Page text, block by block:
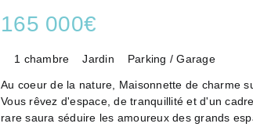
165 000€
1 chambre Jardin Parking / Garage
Au coeur de la nature, Maisonnette
Vous rêvez d'espace, de tranquillité et d'un
rare saura séduire les amoureux des grands